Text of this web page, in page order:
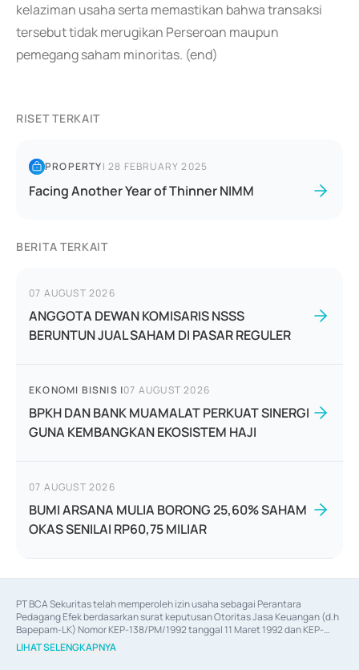
kelaziman usaha serta memastikan bahwa transaksi
tersebut tidak merugikan Perseroan maupun
pemegang saham minoritas. (end)
RISET TERKAIT
PROPERTY|28 FEBRUARY 2025
Facing Another Year of Thinner NIMM
BERITA TERKAIT
07 AUGUST 2026
ANGGOTA DEWAN KOMISARIS NSSS
BERUNTUN JUAL SAHAM DI PASAR REGULER
EKONOMI BISNIS |07 AUGUST 2026
BPKH DAN BANK MUAMALAT PERKUAT SINERGI
GUNA KEMBANGKAN EKOSISTEM HAJI
07 AUGUST 2026
BUMI ARSANA MULIA BORONG 25,60% SAHAM
OKAS SENILAI RP60,75 MILIAR
PT BCA Sekuritas telah memperoleh izin usaha sebagai Perantara
Pedagang Efek berdasarkan surat keputusan Otoritas Jasa Keuangan (d.h
Bapepam-LK) Nomor KEP-138/PM/1992 tanggal 11 Maret 1992 dan KEP-
06/D.04/2014 tanggal 28 Februari 2014, izin usaha sebagai Penjamin Emisi
Efek berdasarkan surat keputusan Otoritas Jasa Keuangan Nomor KEP-
LIHAT SELENGKAPNYA